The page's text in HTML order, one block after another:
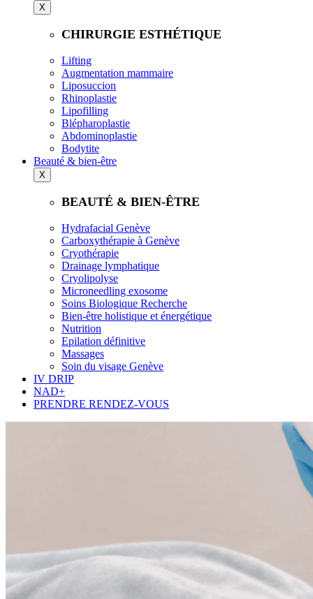
X
CHIRURGIE ESTHÉTIQUE
Lifting
Augmentation mammaire
Liposuccion
Rhinoplastie
Lipofilling
Blépharoplastie
Abdominoplastie
Bodytite
Beauté & bien-être
X
BEAUTÉ & BIEN-ÊTRE
Hydrafacial Genève
Carboxythérapie à Genève
Cryothérapie
Drainage lymphatique
Cryolipolyse
Microneedling exosome
Soins Biologique Recherche
Bien-être holistique et énergétique
Nutrition
Epilation définitive
Massages
Soin du visage Genève
IV DRIP
NAD+
PRENDRE RENDEZ-VOUS